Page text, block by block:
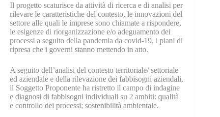
Il progetto scaturisce da attività di ricerca e di analisi per
rilevare le caratteristiche del contesto, le innovazioni del
settore alle quali le imprese sono chiamate a rispondere,
le esigenze di riorganizzazione e/o adeguamento dei
processi a seguito della pandemia da covid-19, i piani di
ripresa che i governi stanno mettendo in atto.
A seguito dell’analisi del contesto territoriale/ settoriale
ed aziendale e della rilevazione dei fabbisogni aziendali,
il Soggetto Proponente ha ristretto il campo di indagine
e diagnosi di fabbisogni individuali su 2 ambiti: qualità
e controllo dei processi; sostenibilità ambientale.